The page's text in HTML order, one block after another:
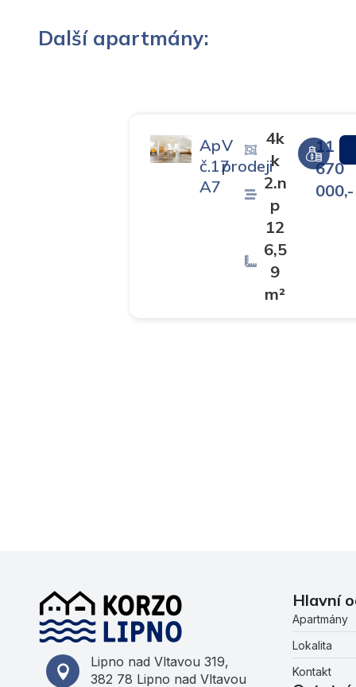
Další apartmány:
Ap
č.17
A7
V
prodeji
4k
k
2.n
p
12
6,5
9
m²
11
670
000,-
Lipno nad Vltavou 319,
382 78 Lipno nad Vltavou
Hlavní
Apartmány
Lokalita
Kontakt